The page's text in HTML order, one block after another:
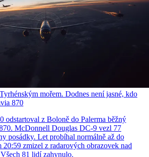
mořem. Dodnes není jasné, kdo
870
odstartoval z Boloně do Palerma běžný
McDonnell Douglas DC-9 vezl 77
posádky. Let probíhal normálně až do
zmizel z radarových obrazovek nad
81 lidí zahynulo.